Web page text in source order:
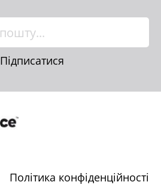
Підписатися
Політика конфіденційності